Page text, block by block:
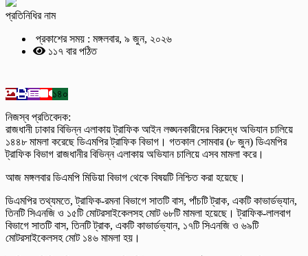
প্রতিনিধির নাম
প্রকাশের সময় : মঙ্গলবার, ৯ জুন, ২০২৬
১১৭ বার পঠিত
১৪০
নিজস্ব প্রতিবেদক:
রাজধানী ঢাকার বিভিন্ন এলাকায় ট্রাফিক আইন লঙ্ঘনকারীদের বিরুদ্ধে অভিযান চালিয়ে
১৪৪৮ মামলা করেছে ডিএমপির ট্রাফিক বিভাগ। গতকাল সোমবার (৮ জুন) ডিএমপির
ট্রাফিক বিভাগ রাজধানীর বিভিন্ন এলাকায় অভিযান চালিয়ে এসব মামলা করে।
আজ মঙ্গলবার ডিএমপি মিডিয়া বিভাগ থেকে বিষয়টি নিশ্চিত করা হয়েছে।
ডিএমপির তথ্যমতে, ট্রাফিক-রমনা বিভাগে সাতটি বাস, পাঁচটি ট্রাক, একটি কাভার্ডভ্যান,
তিনটি সিএনজি ও ১৫টি মোটরসাইকেলসহ মোট ৬৮টি মামলা হয়েছে। ট্রাফিক-লালবাগ
বিভাগে সাতটি বাস, তিনটি ট্রাক, একটি কাভার্ডভ্যান, ১৭টি সিএনজি ও ৬৯টি
মোটরসাইকেলসহ মোট ১৪৬ মামলা হয়।